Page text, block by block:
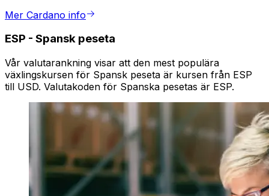
Mer Cardano info
ESP - Spansk peseta
Vår valutarankning visar att den mest populära
växlingskursen för Spansk peseta är kursen från ESP
till USD. Valutakoden för Spanska pesetas är ESP.